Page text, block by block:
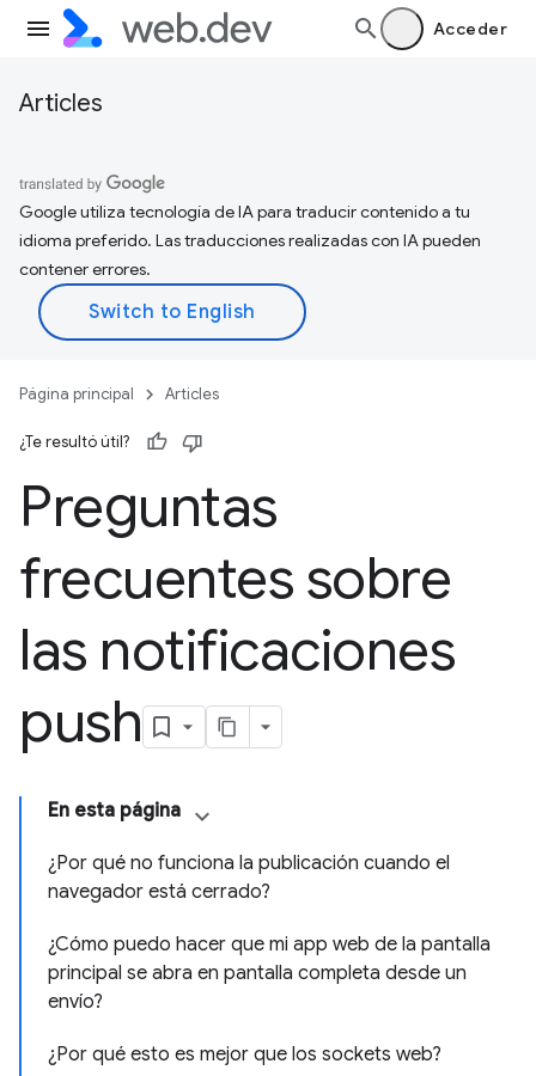
Acceder
Articles
Google utiliza tecnología de IA para traducir contenido a tu
idioma preferido. Las traducciones realizadas con IA pueden
contener errores.
Página principal Articles
¿Te resultó útil?
Preguntas
frecuentes sobre
las notificaciones
push
En esta página
¿Por qué no funciona la publicación cuando el
navegador está cerrado?
¿Cómo puedo hacer que mi app web de la pantalla
principal se abra en pantalla completa desde un
envío?
¿Por qué esto es mejor que los sockets web?